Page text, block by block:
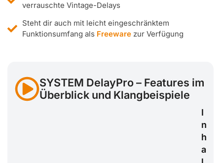
verrauschte Vintage-Delays
Steht dir auch mit leicht eingeschränktem
Funktionsumfang als Freeware zur Verfügung
SYSTEM DelayPro – Features im
Überblick und Klangbeispiele
I
n
h
a